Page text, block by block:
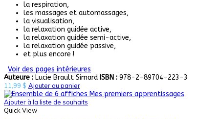
la respiration,
les massages et automassages,
la visualisation,
la relaxation guidée active,
la relaxation guidée semi-active,
la relaxation guidée passive,
et plus encore !
Voir des pages intérieures
Auteure : Lucie Brault Simard ISBN : 978-2-89704-223-3
11,99 $ Ajouter au panier
Ajouter à la liste de souhaits
Quick View